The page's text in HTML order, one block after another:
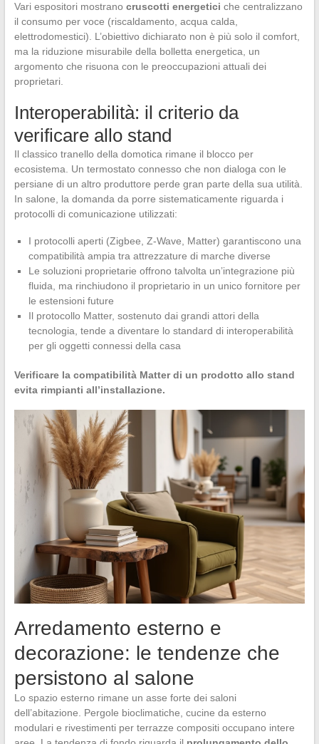
Vari espositori mostrano cruscotti energetici che centralizzano
il consumo per voce (riscaldamento, acqua calda,
elettrodomestici). L’obiettivo dichiarato non è più solo il comfort,
ma la riduzione misurabile della bolletta energetica, un
argomento che risuona con le preoccupazioni attuali dei
proprietari.
Interoperabilità: il criterio da
verificare allo stand
Il classico tranello della domotica rimane il blocco per
ecosistema. Un termostato connesso che non dialoga con le
persiane di un altro produttore perde gran parte della sua utilità.
In salone, la domanda da porre sistematicamente riguarda i
protocolli di comunicazione utilizzati:
I protocolli aperti (Zigbee, Z-Wave, Matter) garantiscono una
compatibilità ampia tra attrezzature di marche diverse
Le soluzioni proprietarie offrono talvolta un’integrazione più
fluida, ma rinchiudono il proprietario in un unico fornitore per
le estensioni future
Il protocollo Matter, sostenuto dai grandi attori della
tecnologia, tende a diventare lo standard di interoperabilità
per gli oggetti connessi della casa
Verificare la compatibilità Matter di un prodotto allo stand
evita rimpianti all’installazione.
Arredamento esterno e
decorazione: le tendenze che
persistono al salone
Lo spazio esterno rimane un asse forte dei saloni
dell’abitazione. Pergole bioclimatiche, cucine da esterno
modulari e rivestimenti per terrazze compositi occupano intere